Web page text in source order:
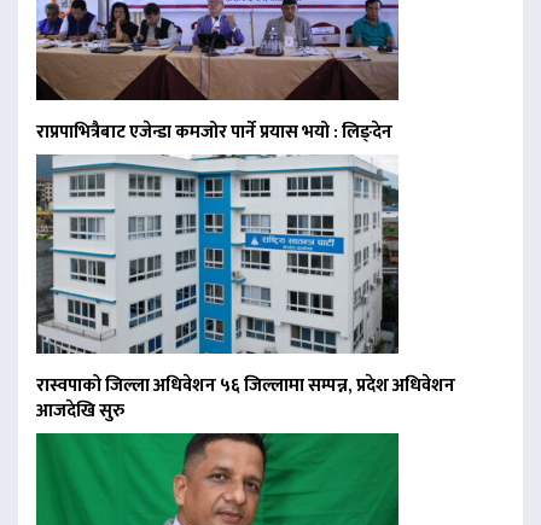
राप्रपाभित्रैबाट एजेन्डा कमजोर पार्ने प्रयास भयो : लिङ्देन
रास्वपाको जिल्ला अधिवेशन ५६ जिल्लामा सम्पन्न, प्रदेश अधिवेशन
आजदेखि सुरु